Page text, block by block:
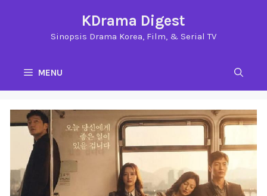
KDrama Digest
Sinopsis Drama Korea, Film, & Serial TV
MENU